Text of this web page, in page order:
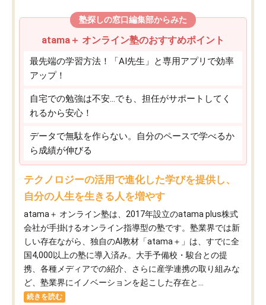
塾探しの窓口編集部からみた
atama＋ オンライン塾のおすすめポイント
最先端の学習方法！「AI先生」と専用アプリで効率
アップ！
自宅での勉強は不安…でも、担任がサポートしてく
れるから安心！
データで無駄を作らない。自分のペースで学べるか
ら成績が伸びる
テクノロジーの活用で進化した学びを提供し、
自分の人生を生きる人を増やす
atama＋ オンライン塾は、2017年設立のatama plus株式
会社が手掛けるオンライン指導型の塾です。塾業界では新
しい存在ながら、独自のAI教材「atama＋」は、すでに全
国4,000以上の塾に導入済み。大手予備校・駿台との提
携、各種メディアでの紹介、さらに産学連携の取り組みな
ど、塾業界にイノベーションを起こした存在と...
続きを読む